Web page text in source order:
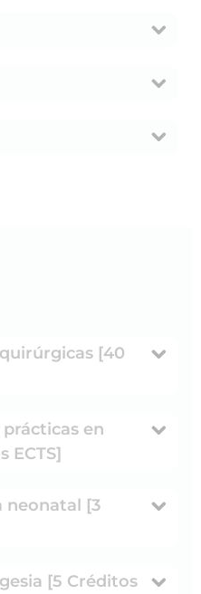
[40
en
ECTS]
neonatal [3
[5 Créditos